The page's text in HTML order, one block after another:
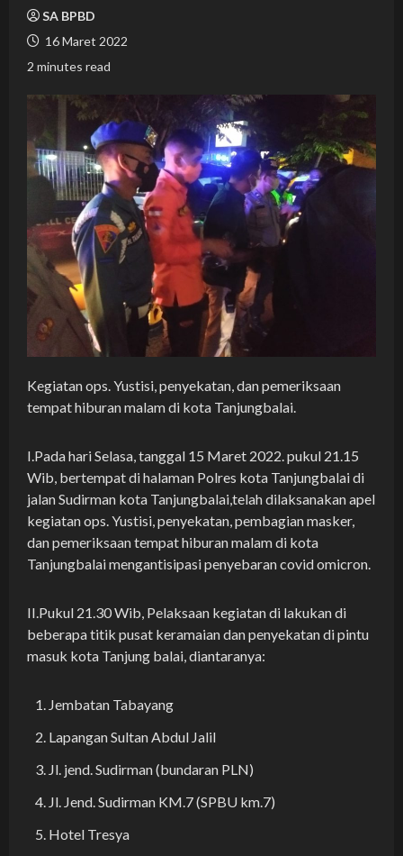
SA BPBD
16 Maret 2022
2 minutes read
Kegiatan ops. Yustisi, penyekatan, dan pemeriksaan
tempat hiburan malam di kota Tanjungbalai.
I.Pada hari Selasa, tanggal 15 Maret 2022. pukul 21.15
Wib, bertempat di halaman Polres kota Tanjungbalai di
jalan Sudirman kota Tanjungbalai,telah dilaksanakan apel
kegiatan ops. Yustisi, penyekatan, pembagian masker,
dan pemeriksaan tempat hiburan malam di kota
Tanjungbalai mengantisipasi penyebaran covid omicron.
II.Pukul 21.30 Wib, Pelaksaan kegiatan di lakukan di
beberapa titik pusat keramaian dan penyekatan di pintu
masuk kota Tanjung balai, diantaranya:
Jembatan Tabayang
Lapangan Sultan Abdul Jalil
Jl. jend. Sudirman (bundaran PLN)
Jl. Jend. Sudirman KM.7 (SPBU km.7)
Hotel Tresya